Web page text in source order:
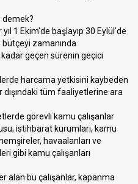
demek?
1 Ekim'de başlayıp 30 Eylül'de
bütçeyi zamanında
geçen sürenin geçici
harcama yetkisini kaybeden
tüm faaliyetlerine ara
görevli kamu çalışanlar
istihbarat kurumları, kamu
havaalanları ve
gibi kamu çalışanları
alan bu çalışanlar, kapanma